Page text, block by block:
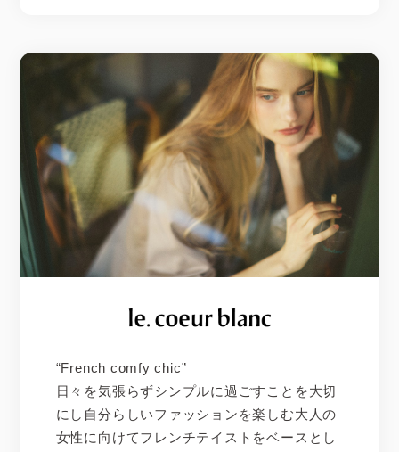
“French comfy chic”
日々を気張らずシンプルに過ごすことを大切
にし自分らしいファッションを楽しむ大人の
女性に向けてフレンチテイストをベースとし